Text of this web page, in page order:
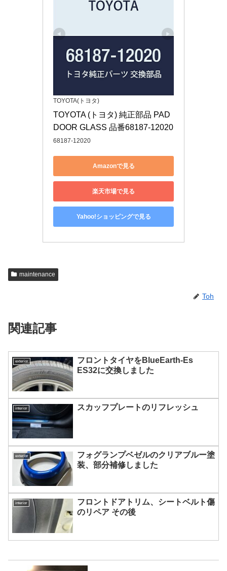
TOYOTA(トヨタ)
TOYOTA (トヨタ) 純正部品 PAD
DOOR GLASS 品番68187-12020
68187-12020
Amazonで見る
楽天市場で見る
Yahoo!ショッピングで見る
maintenance
Toh
関連記事
exterior
フロントタイヤをBlueEarth-Es
ES32に交換しました
interior スカッフプレートのリフレッシュ
exterior
フォグランプベゼルのクリアブルー塗
装、部分補修しました
interior
フロントドアトリム、シートベルト傷
のリペア その後